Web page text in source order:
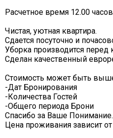
Расчетное время 12.00
Чистая, уютная квартира.
Сдается посуточно и
Уборка производится
Сделан качественный
Стоимость может быть
-Дат Бронирования
-Количества Гостей
-Общего периода Брони
Спасибо за Ваше Понимание.
Цена проживания зависит от